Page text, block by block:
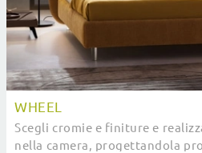
WHEEL
Scegli cromie e finiture e
nella camera, progettandola